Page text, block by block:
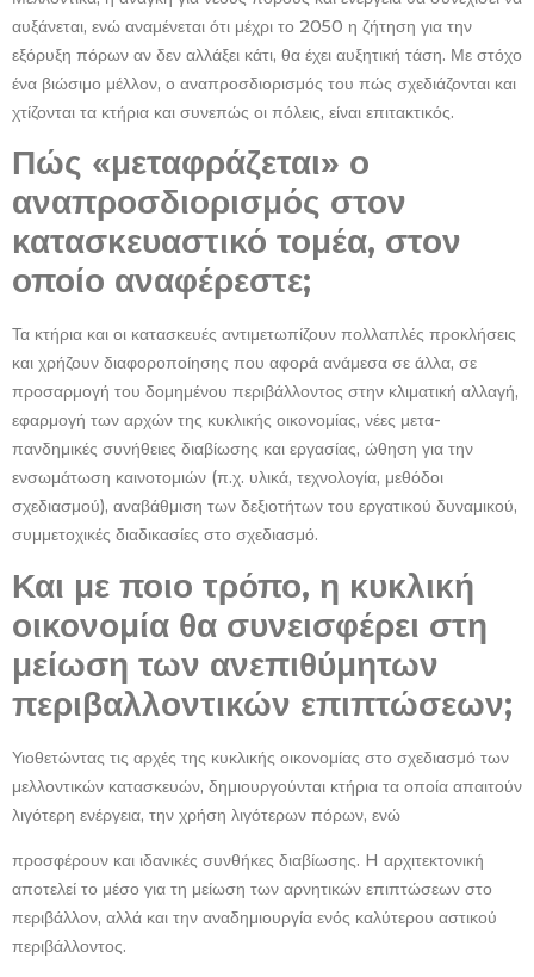
αυξάνεται, ενώ αναμένεται ότι μέχρι το 2050 η ζήτηση για την
εξόρυξη πόρων αν δεν αλλάξει κάτι, θα έχει αυξητική τάση. Με στόχο
ένα βιώσιμο μέλλον, ο αναπροσδιορισμός του πώς σχεδιάζονται και
χτίζονται τα κτήρια και συνεπώς οι πόλεις, είναι επιτακτικός.
Πώς «μεταφράζεται» ο
αναπροσδιορισμός στον
κατασκευαστικό τομέα, στον
οποίο αναφέρεστε;
Τα κτήρια και οι κατασκευές αντιμετωπίζουν πολλαπλές προκλήσεις
και χρήζουν διαφοροποίησης που αφορά ανάμεσα σε άλλα, σε
προσαρμογή του δομημένου περιβάλλοντος στην κλιματική αλλαγή,
εφαρμογή των αρχών της κυκλικής οικονομίας, νέες μετα-
πανδημικές συνήθειες διαβίωσης και εργασίας, ώθηση για την
ενσωμάτωση καινοτομιών (π.χ. υλικά, τεχνολογία, μεθόδοι
σχεδιασμού), αναβάθμιση των δεξιοτήτων του εργατικού δυναμικού,
συμμετοχικές διαδικασίες στο σχεδιασμό.
Και με ποιο τρόπο, η κυκλική
οικονομία θα συνεισφέρει στη
μείωση των ανεπιθύμητων
περιβαλλοντικών επιπτώσεων;
Υιοθετώντας τις αρχές της κυκλικής οικονομίας στο σχεδιασμό των
μελλοντικών κατασκευών, δημιουργούνται κτήρια τα οποία απαιτούν
λιγότερη ενέργεια, την χρήση λιγότερων πόρων, ενώ
προσφέρουν και ιδανικές συνθήκες διαβίωσης. H αρχιτεκτονική
αποτελεί το μέσο για τη μείωση των αρνητικών επιπτώσεων στο
περιβάλλον, αλλά και την αναδημιουργία ενός καλύτερου αστικού
περιβάλλοντος.